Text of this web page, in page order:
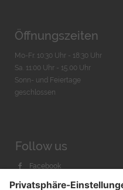
Öffnungszeiten
Mo-Fr. 10:30 Uhr - 18:30 Uhr
Sa. 11:00 Uhr - 15.00 Uhr
Sonn- und Feiertage
geschlossen
Follow us
Facebook